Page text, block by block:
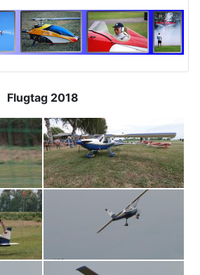
Flugtag 2018